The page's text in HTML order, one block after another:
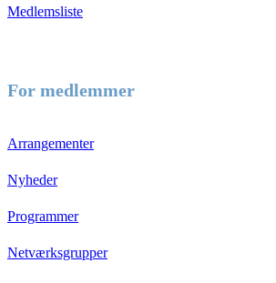
Medlemsliste
For medlemmer
Arrangementer
Nyheder
Programmer
Netværksgrupper